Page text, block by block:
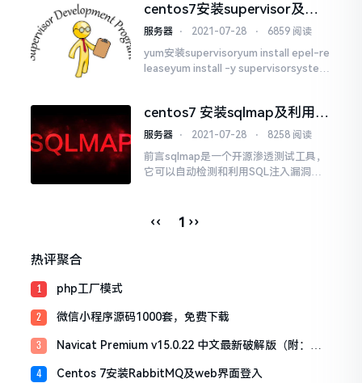
须先安装erlang环境,而群集和故障转移
是构建在开放电信平台框架上的。所有
客户端库一、安装erlang安装...
centos7安装supervisor及
supervisor web管理界面、
服务器 ⋅ 2021-07-28 ⋅ 6859 阅读
yum安装supervisoryum install epel-re
leaseyum install -y supervisorsystem
centos7 安装sqlmap及利用
sqlmap 进行SQL注入详解
服务器 ⋅ 2021-07-28 ⋅ 8258 阅读
前言sqlmap是一个开源渗透测试工具，
它可以自动检测和利用SQL注入漏洞并
纹识别、从数据库中获取数据、访问底
‹‹ 1 ››
热评聚合
1 php工厂模式
2 微信小程序源码1000套，免费下载
3
Navicat Premium v15.0.22 中文最新破解版（附：激
4 Centos 7安装RabbitMQ及web界面登入